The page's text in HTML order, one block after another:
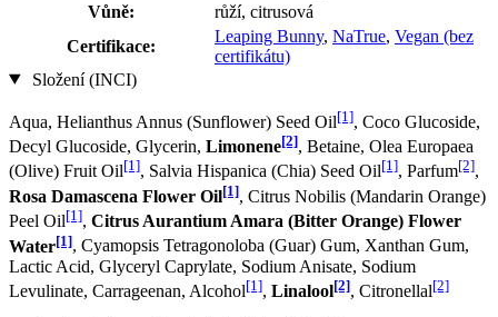
Vůně:
růží, citrusová
Certifikace:
Leaping Bunny, NaTrue, Vegan (bez
certifikátu)
Složení (INCI)
Aqua, Helianthus Annus (Sunflower) Seed Oil[1], Coco Glucoside,
Decyl Glucoside, Glycerin, Limonene[2], Betaine, Olea Europaea
(Olive) Fruit Oil[1], Salvia Hispanica (Chia) Seed Oil[1], Parfum[2],
Rosa Damascena Flower Oil[1], Citrus Nobilis (Mandarin Orange)
Peel Oil[1], Citrus Aurantium Amara (Bitter Orange) Flower
Water[1], Cyamopsis Tetragonoloba (Guar) Gum, Xanthan Gum,
Lactic Acid, Glyceryl Caprylate, Sodium Anisate, Sodium
Levulinate, Carrageenan, Alcohol[1], Linalool[2], Citronellal[2]